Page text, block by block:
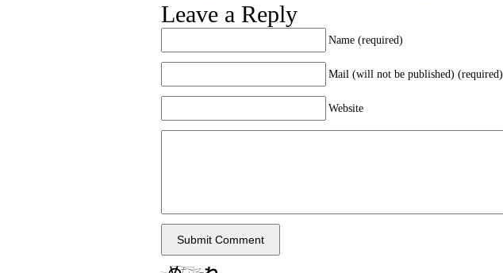
本日は、 午前にビーチバレーと瞬発系のトレーニングを、 前浜ビー
チで行いました！ 雲はあるものの、 とても暖かく、 最高のトレーニ
ング日和です！ 午後は芝の上でのトレーニングを予定しております。
Leave a Reply
Name (required)
Mail (will not be published) (required)
Website